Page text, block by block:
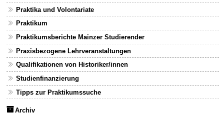
Praktika und Volontariate
Praktikum
Praktikumsberichte Mainzer Studierender
Praxisbezogene Lehrveranstaltungen
Qualifikationen von Historiker/innen
Studienfinanzierung
Tipps zur Praktikumssuche
Archiv